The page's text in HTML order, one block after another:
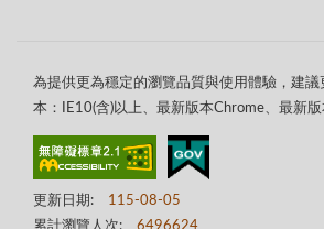
為提供更為穩定的瀏覽品質與使用體驗，建議
本：IE10(含)以上、最新版本Chrome、最新
更新日期:
115-08-05
累計瀏覽人次:
6496624